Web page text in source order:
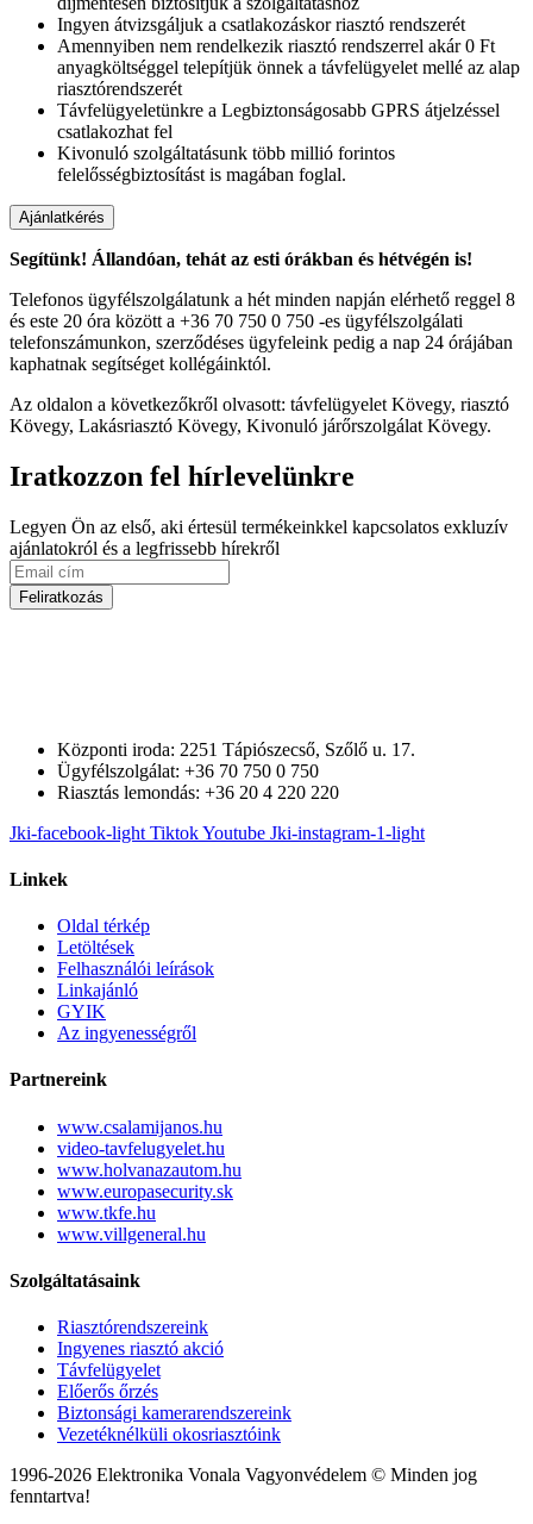
Ingyen átvizsgáljuk a csatlakozáskor riasztó rendszerét
Amennyiben nem rendelkezik riasztó rendszerrel akár 0 Ft
anyagköltséggel telepítjük önnek a távfelügyelet mellé az alap
riasztórendszerét
Távfelügyeletünkre a Legbiztonságosabb GPRS átjelzéssel
csatlakozhat fel
Kivonuló szolgáltatásunk több millió forintos
felelősségbiztosítást is magában foglal.
Segítünk! Állandóan, tehát az esti órákban és hétvégén is!
Telefonos ügyfélszolgálatunk a hét minden napján elérhető reggel 8
és este 20 óra között a +36 70 750 0 750 -es ügyfélszolgálati
telefonszámunkon, szerződéses ügyfeleink pedig a nap 24 órájában
kaphatnak segítséget kollégáinktól.
Az oldalon a következőkről olvasott: távfelügyelet Kövegy, riasztó
Kövegy, Lakásriasztó Kövegy, Kivonuló járőrszolgálat Kövegy.
Iratkozzon fel hírlevelünkre
Legyen Ön az első, aki értesül termékeinkkel kapcsolatos exkluzív
ajánlatokról és a legfrissebb hírekről
Feliratkozás
Központi iroda: 2251 Tápiószecső, Szőlő u. 17.
Ügyfélszolgálat: +36 70 750 0 750
Riasztás lemondás: +36 20 4 220 220
Jki-facebook-light TiktokYoutube Jki-instagram-1-light
Linkek
Oldal térkép
Letöltések
Felhasználói leírások
Linkajánló
GYIK
Az ingyenességről
Partnereink
www.csalamijanos.hu
video-tavfelugyelet.hu
www.holvanazautom.hu
www.europasecurity.sk
www.tkfe.hu
www.villgeneral.hu
Szolgáltatásaink
Riasztórendszereink
Ingyenes riasztó akció
Távfelügyelet
Előerős őrzés
Biztonsági kamerarendszereink
Vezetéknélküli okosriasztóink
1996-2026 Elektronika Vonala Vagyonvédelem © Minden jog
fenntartva!